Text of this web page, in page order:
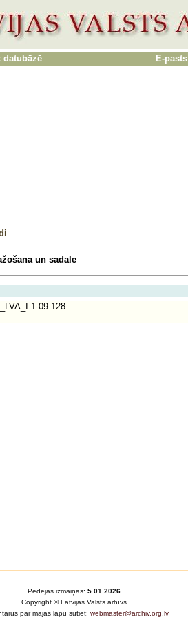
datubāzē E-pasts
un sadale
1-09.128
Pēdējās izmaiņas: 5.01.2026
Copyright © Latvijas Valsts arhīvs
par mājas lapu sūtiet: webmaster@archiv.org.lv